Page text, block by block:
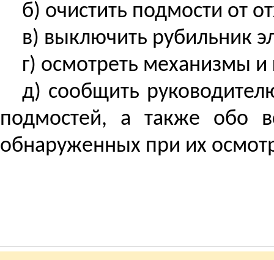
б) очистить подмости от
в) выключить рубильник
г) осмотреть механизмы и
д) сообщить
подмостей, а также обо
обнаруженных при их